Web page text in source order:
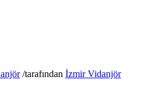
/tarafından İzmir Vidanjör